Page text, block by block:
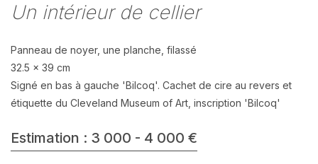
Un intérieur de cellier
Panneau de noyer, une planche, filassé
32.5 x 39 cm
Signé en bas à gauche 'Bilcoq'. Cachet de cire au revers et
étiquette du Cleveland Museum of Art, inscription 'Bilcoq'
Estimation : 3 000 - 4 000 €